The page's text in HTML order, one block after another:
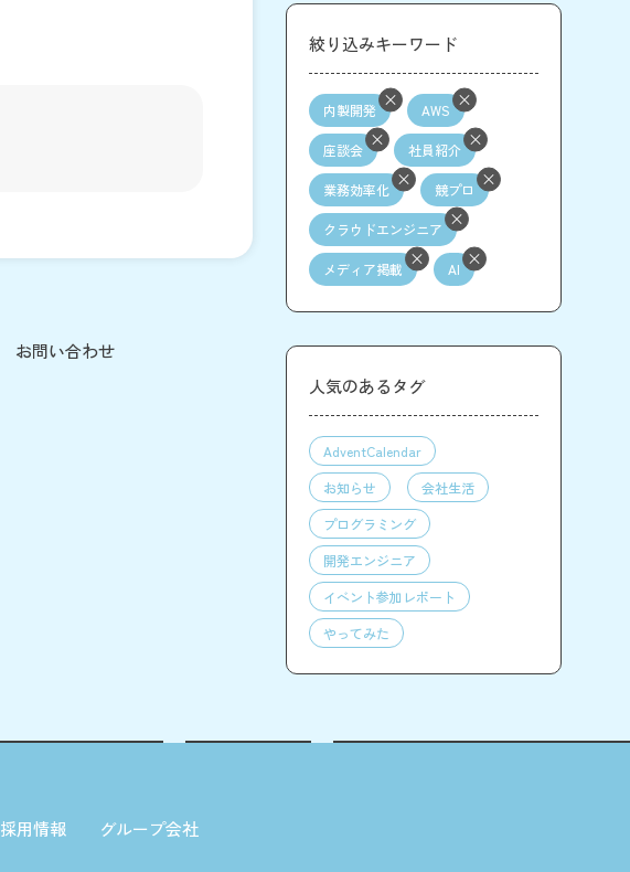
お問い合わせ
絞り込みキーワード
内製開発 AWS
座談会 社員紹介
業務効率化 競プロ
クラウドエンジニア
メディア掲載 AI
人気のあるタグ
AdventCalendar
お知らせ
会社生活
プログラミング
開発エンジニア
イベント参加レポート
やってみた
採用情報
グループ会社